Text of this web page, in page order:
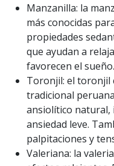
Manzanilla: la
más conocidas
propiedades
que ayudan a
favorecen el sueño.
Toronjil: el toronjil
tradicional
ansiolítico natural,
ansiedad leve.
palpitaciones y
Valeriana: la